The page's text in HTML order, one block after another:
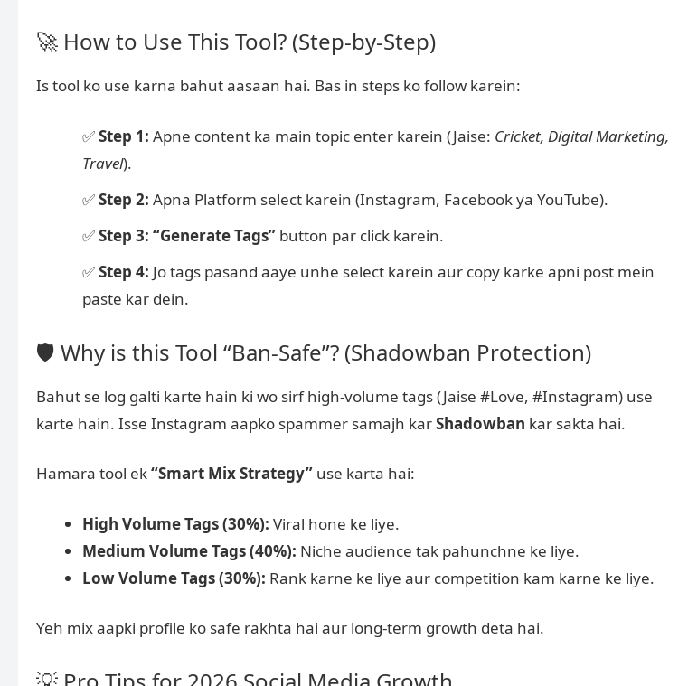
🚀 How to Use This Tool? (Step-by-Step)
Is tool ko use karna bahut aasaan hai. Bas in steps ko follow karein:
✅Step 1: Apne content ka main topic enter karein (Jaise: Cricket, Digital Marketing,
Travel).
✅Step 2: Apna Platform select karein (Instagram, Facebook ya YouTube).
✅Step 3: “Generate Tags” button par click karein.
✅Step 4: Jo tags pasand aaye unhe select karein aur copy karke apni post mein
paste kar dein.
🛡️ Why is this Tool “Ban-Safe”? (Shadowban Protection)
Bahut se log galti karte hain ki wo sirf high-volume tags (Jaise #Love, #Instagram) use
karte hain. Isse Instagram aapko spammer samajh karShadowban kar sakta hai.
Hamara tool ek“Smart Mix Strategy” use karta hai:
High Volume Tags (30%): Viral hone ke liye.
Medium Volume Tags (40%): Niche audience tak pahunchne ke liye.
Low Volume Tags (30%): Rank karne ke liye aur competition kam karne ke liye.
Yeh mix aapki profile ko safe rakhta hai aur long-term growth deta hai.